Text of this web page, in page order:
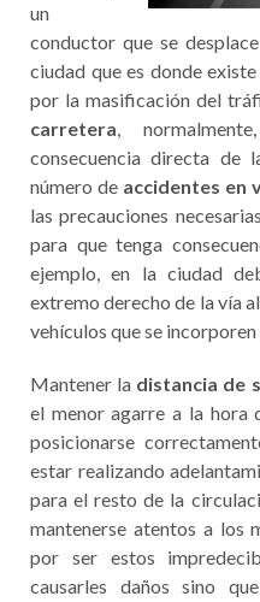
un
conductor que se
ciudad que es donde
por la masificación del
carretera,
consecuencia directa de
número de accidentes en
las precauciones
para que tenga
ejemplo, en la ciudad
extremo derecho de la vía
vehículos que se
Mantener la distancia de
el menor agarre a la hora
posicionarse
estar realizando
para el resto de la
mantenerse atentos a los
por ser estos
causarles daños sino